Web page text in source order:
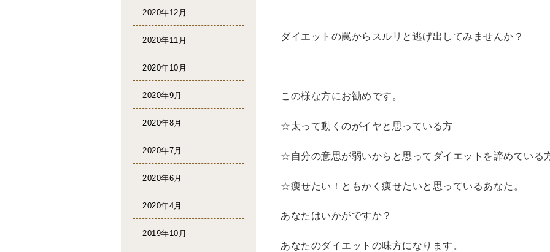
ダイエットの罠からスルリと逃げ出してみませんか？
この様な方にお勧めです。
☆太って動くのがイヤと思っている方
☆自分の意思が弱いからと思ってダイエットを諦めている
☆痩せたい！ともかく痩せたいと思っているあなた。
あなたはいかがですか？
あなたのダイエットの味方になります。
2020年12月
2020年11月
2020年10月
2020年9月
2020年8月
2020年7月
2020年6月
2020年4月
2019年10月